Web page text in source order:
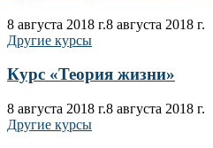
8 августа 2018 г.8 августа 2018 г.
Другие курсы
Курс «Теория жизни»
8 августа 2018 г.8 августа 2018 г.
Другие курсы